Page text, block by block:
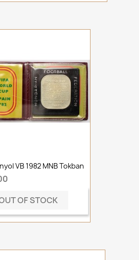
VB 1982 MNB Tokban
OF STOCK